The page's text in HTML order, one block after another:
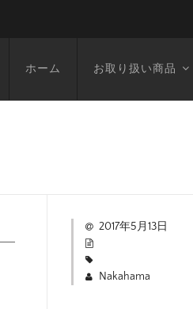
ホーム お取り扱い商品
2017年5月13日
Nakahama